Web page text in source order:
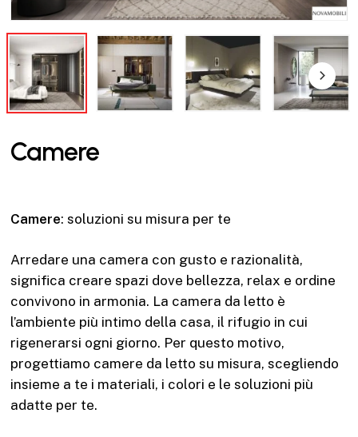
Camere
Camere: soluzioni su misura per te
Arredare una camera con gusto e razionalità,
significa creare spazi dove bellezza, relax e ordine
convivono in armonia. La camera da letto è
l’ambiente più intimo della casa, il rifugio in cui
rigenerarsi ogni giorno. Per questo motivo,
progettiamo camere da letto su misura, scegliendo
insieme a te i materiali, i colori e le soluzioni più
adatte per te.